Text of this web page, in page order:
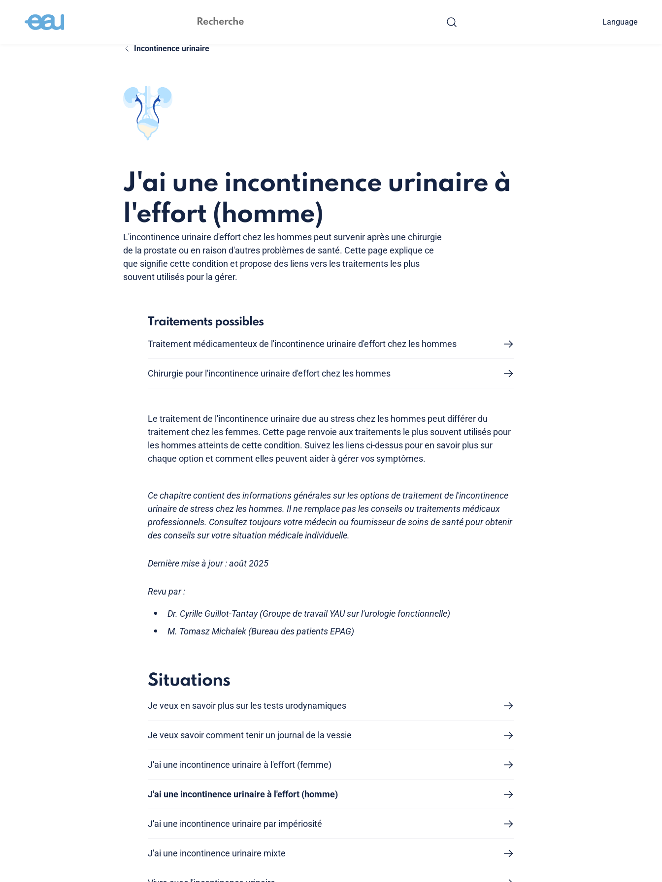
Language
Incontinence urinaire
J'ai une incontinence urinaire à
l'effort (homme)
L'incontinence urinaire d'effort chez les hommes peut survenir après une chirurgie
de la prostate ou en raison d'autres problèmes de santé. Cette page explique ce
que signifie cette condition et propose des liens vers les traitements les plus
souvent utilisés pour la gérer.
Traitements possibles
Traitement médicamenteux de l'incontinence urinaire d'effort chez les hommes
Chirurgie pour l'incontinence urinaire d'effort chez les hommes
Le traitement de l'incontinence urinaire due au stress chez les hommes peut différer du
traitement chez les femmes. Cette page renvoie aux traitements le plus souvent utilisés pour
les hommes atteints de cette condition. Suivez les liens ci-dessus pour en savoir plus sur
chaque option et comment elles peuvent aider à gérer vos symptômes.
Ce chapitre contient des informations générales sur les options de traitement de l'incontinence
urinaire de stress chez les hommes. Il ne remplace pas les conseils ou traitements médicaux
professionnels. Consultez toujours votre médecin ou fournisseur de soins de santé pour obtenir
des conseils sur votre situation médicale individuelle.
Dernière mise à jour : août 2025
Revu par :
Dr. Cyrille Guillot-Tantay (Groupe de travail YAU sur l'urologie fonctionnelle)
M. Tomasz Michalek (Bureau des patients EPAG)
Situations
Je veux en savoir plus sur les tests urodynamiques
Je veux savoir comment tenir un journal de la vessie
J'ai une incontinence urinaire à l'effort (femme)
J'ai une incontinence urinaire à l'effort (homme)
J'ai une incontinence urinaire par impériosité
J'ai une incontinence urinaire mixte